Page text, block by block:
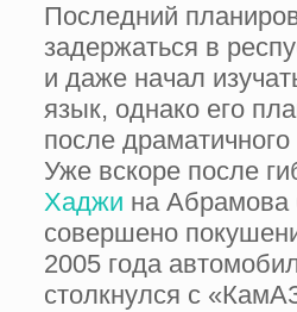
Последний
задержаться в
и даже начал
язык, однако его
после
Уже вскоре после
Хаджи на
совершено
2005 года
столкнулся с